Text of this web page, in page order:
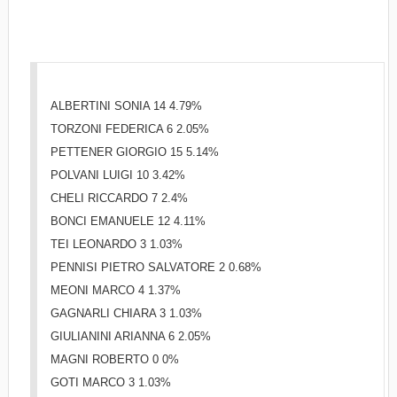
ALBERTINI SONIA 14 4.79%
TORZONI FEDERICA 6 2.05%
PETTENER GIORGIO 15 5.14%
POLVANI LUIGI 10 3.42%
CHELI RICCARDO 7 2.4%
BONCI EMANUELE 12 4.11%
TEI LEONARDO 3 1.03%
PENNISI PIETRO SALVATORE 2 0.68%
MEONI MARCO 4 1.37%
GAGNARLI CHIARA 3 1.03%
GIULIANINI ARIANNA 6 2.05%
MAGNI ROBERTO 0 0%
GOTI MARCO 3 1.03%